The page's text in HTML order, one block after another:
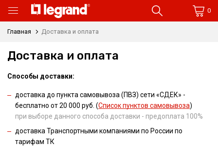
0
Главная Доставка и оплата
Доставка и оплата
Способы доставки:
доставка до пункта самовывоза (ПВЗ) сети «СДЕК» -
бесплатно от 20 000 руб. (Список пунктов самовывоза)
при выборе данного способа доставки - предоплата 100%
доставка Транспортными компаниями по России по
тарифам ТК